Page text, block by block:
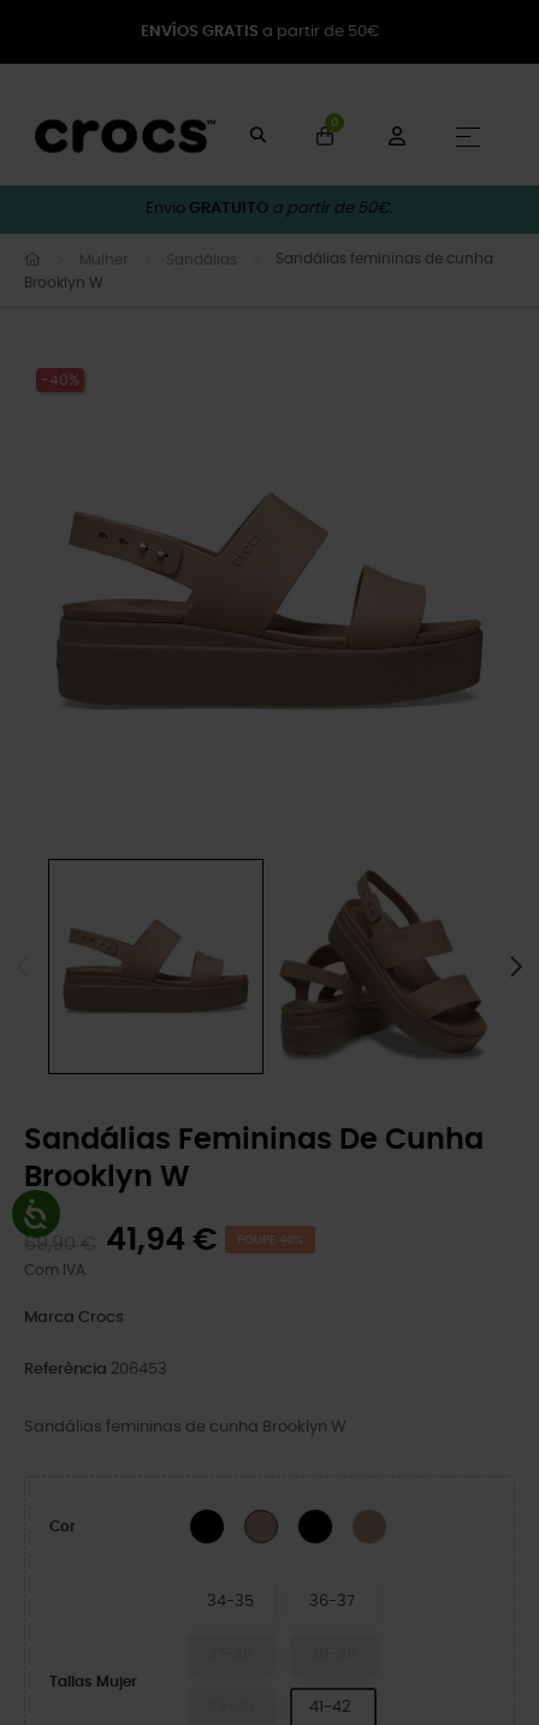
ENVÍOS GRATIS a partir de 50€
0
☰
Envio GRATUITO a partir de 50€.
Mulher Sandálias
Sandálias femininas de cunha
Brooklyn W
-40%
Sandálias Femininas De Cunha
Brooklyn W
69,90 € 41,94 € POUPE 40%
Com IVA
Marca Crocs
Referência 206453
Sandálias femininas de cunha Brooklyn W
Cor Preto/Cogumelo
Latte/Mushroom
BLACK/BLACKCashew/Cashew
Tallas Mujer
34-35 36-37
41-42